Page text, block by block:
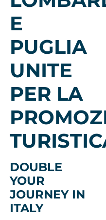
E
PUGLIA
UNITE
PER LA
DOUBLE
YOUR
JOURNEY IN
ITALY